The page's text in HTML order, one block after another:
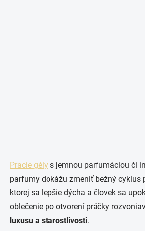
Pracie gély s jemnou parfumáciou či
parfumy dokážu zmeniť bežný cyklus
ktorej sa lepšie dýcha a človek sa
oblečenie po otvorení práčky
luxusu a starostlivosti.